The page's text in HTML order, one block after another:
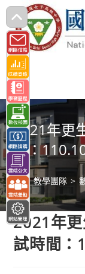
跳
轉
至
主
要
內
容 2021年更
間：
> 教學團隊 >
2021年
試時間：